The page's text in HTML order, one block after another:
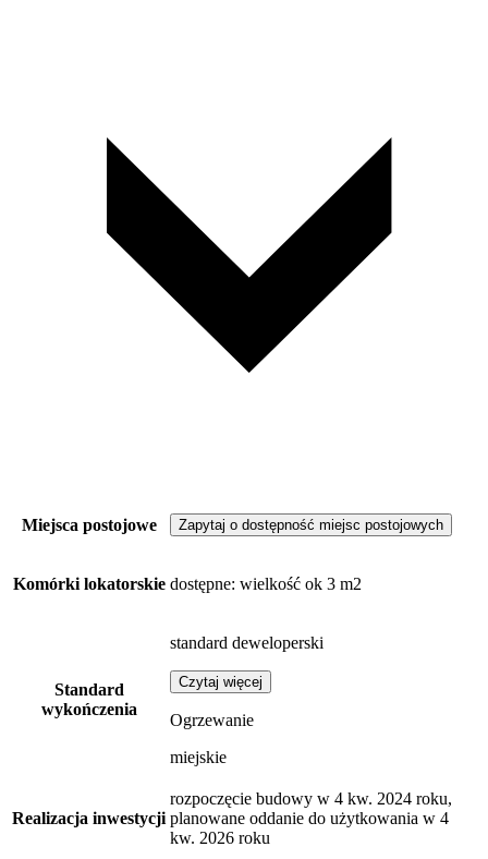
Miejsca postojowe Zapytaj o dostępność miejsc postojowych
Komórki lokatorskie dostępne: wielkość ok 3 m2
Standard
wykończenia
standard deweloperski
Czytaj więcej
Ogrzewanie
miejskie
Realizacja inwestycji
rozpoczęcie budowy w 4 kw. 2024 roku,
planowane oddanie do użytkowania w 4
kw. 2026 roku